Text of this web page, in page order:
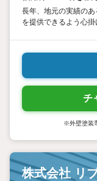
長年、地元の実績の
を提供できるよう心掛
チ
※外壁塗装
株式会社 リ